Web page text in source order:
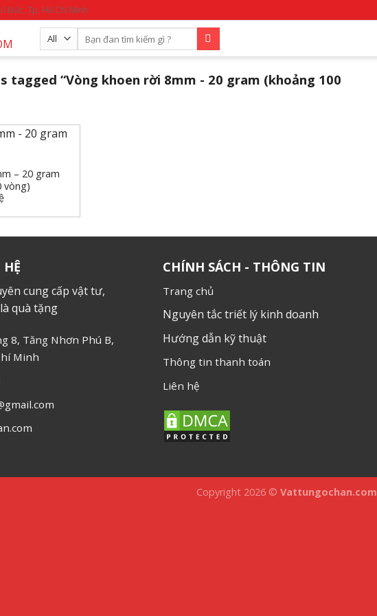
Đức, Tp. Hồ Chí Minh
for:
tagged “Vòng khoen rời 8mm - 20 gram (khoảng 100
– 20 gram
vòng)
cung cấp vật tư,
quà tặng
8, Tăng Nhơn Phú B,
Minh
CHÍNH SÁCH - THÔNG TIN
Trang chủ
Nguyên tắc triết lý kinh doanh
Hướng dẫn kỹ thuật
Thông tin thanh toán
Liên hệ
Copyright 2026 © Vattungochan.com